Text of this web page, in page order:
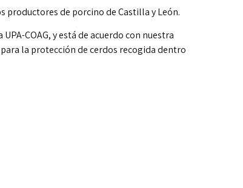
productores de porcino de Castilla y León.
COAG, y está de acuerdo con nuestra
la protección de cerdos recogida dentro